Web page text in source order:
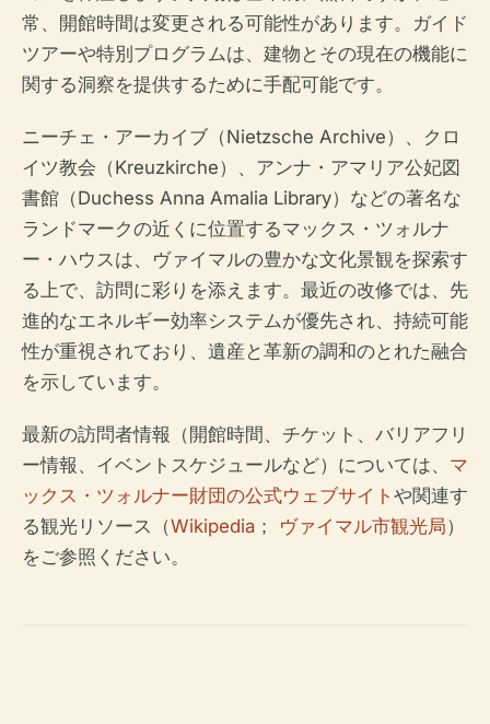
常、開館時間は変更される可能性があります。ガイド
ツアーや特別プログラムは、建物とその現在の機能に
関する洞察を提供するために手配可能です。
ニーチェ・アーカイブ（Nietzsche Archive）、クロ
イツ教会（Kreuzkirche）、アンナ・アマリア公妃図
書館（Duchess Anna Amalia Library）などの著名な
ランドマークの近くに位置するマックス・ツォルナ
ー・ハウスは、ヴァイマルの豊かな文化景観を探索す
る上で、訪問に彩りを添えます。最近の改修では、先
進的なエネルギー効率システムが優先され、持続可能
性が重視されており、遺産と革新の調和のとれた融合
を示しています。
最新の訪問者情報（開館時間、チケット、バリアフリ
ー情報、イベントスケジュールなど）については、 マ
ックス・ツォルナー財団の公式ウェブサイト や関連す
る観光リソース（Wikipedia ； ヴァイマル市観光局）
をご参照ください。